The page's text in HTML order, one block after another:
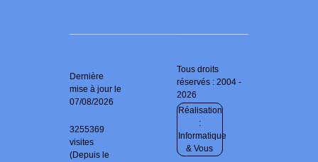
Dernière
mise à jour le
07/08/2026
3255369
visites
(Depuis le
Tous droits
réservés : 2004 -
2026
Réalisation
:
Informatique
& Vous